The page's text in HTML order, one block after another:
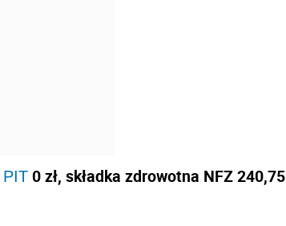
PIT 0 zł, składka zdrowotna NFZ 240,75